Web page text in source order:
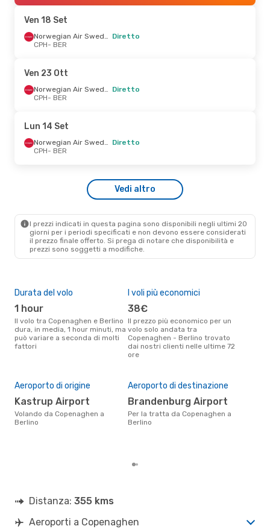
Scandinavian AirlinesDiretto
BER- CPH
Gio 1 Ott- Mer 7 Ott
Diretto
CPH- BER
Diretto
Gio 27 Ago
EasyjetDiretto
- Gio 17 Set
Diretto
CPH- BER
Norwegian Air Sweden
Diretto
BER- CPH
Ven 18 Set
Norwegian Air Sweden Diretto
CPH- BER
Ven 23 Ott
Norwegian Air Sweden Diretto
CPH- BER
Lun 14 Set
Norwegian Air Sweden Diretto
CPH- BER
Vedi altro
I prezzi indicati in questa pagina sono disponibili negli ultimi 20
giorni per i periodi specificati e non devono essere considerati
il ​​prezzo finale offerto. Si prega di notare che disponibilità e
prezzi sono soggetti a modifiche.
Durata del volo
1 hour
Il volo tra Copenaghen e Berlino
dura, in media, 1 hour minuti, ma
può variare a seconda di molti
fattori
I voli più economici
38€
Il prezzo più economico per un
volo solo andata tra
Copenaghen - Berlino trovato
dai nostri clienti nelle ultime 72
ore
Aeroporto di origine
Kastrup Airport
Volando da Copenaghen a
Berlino
Aeroporto di destinazione
Brandenburg Airport
Per la tratta da Copenaghen a
Berlino
Distanza: 355 kms
Aeroporti a Copenaghen